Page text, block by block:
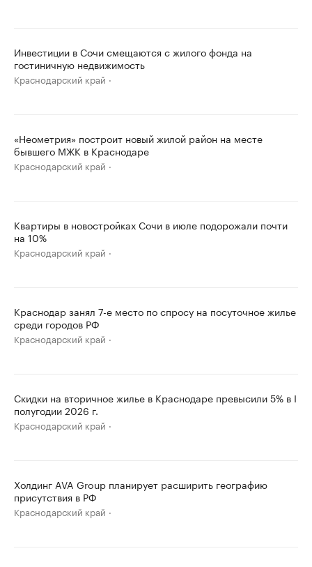
Инвестиции в Сочи смещаются с жилого фонда на
гостиничную недвижимость
Краснодарский край
«Неометрия» построит новый жилой район на месте
бывшего МЖК в Краснодаре
Краснодарский край
Квартиры в новостройках Сочи в июле подорожали почти
на 10%
Краснодарский край
Краснодар занял 7-е место по спросу на посуточное жилье
среди городов РФ
Краснодарский край
Скидки на вторичное жилье в Краснодаре превысили 5% в I
полугодии 2026 г.
Краснодарский край
Холдинг AVA Group планирует расширить географию
присутствия в РФ
Краснодарский край